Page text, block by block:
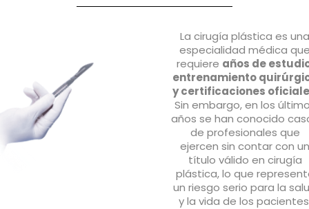
La cirugía plástica es
especialidad médica
requiere años de
entrenamiento
y certificaciones
Sin embargo, en los
años se han conocido
de profesionales que
ejercen sin contar con
título válido en cirugía
plástica, lo que
un riesgo serio para la
y la vida de los